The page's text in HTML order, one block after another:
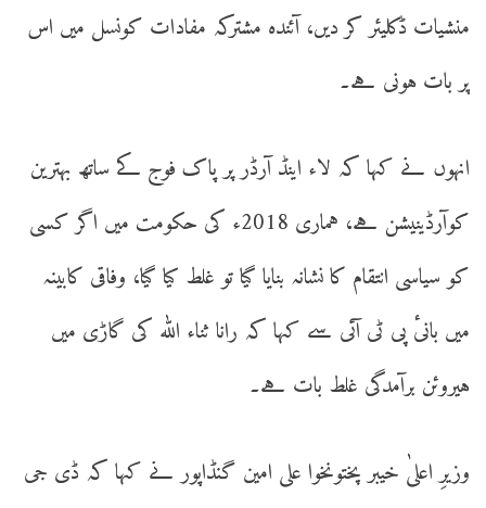
منشیات ڈکلیئر کر دیں، آئندہ مشترکہ مفادات کونسل میں اس
پر بات ہونی ہے۔
انہوں نے کہا کہ لاء اینڈ آرڈر پر پاک فوج کے ساتھ بہترین
کوآرڈینیشن ہے، ہماری 2018ء کی حکومت میں اگر کسی
کو سیاسی انتقام کا نشانہ بنایا گیا تو غلط کیا گیا، وفاقی کابینہ
میں بانیٔ پی ٹی آئی سے کہا کہ رانا ثناء اللّٰہ کی گاڑی میں
ہیروئن برآمدگی غلط بات ہے۔
وزیرِ اعلیٰ خیبر پختونخوا علی امین گنڈاپور نے کہا کہ ڈی جی